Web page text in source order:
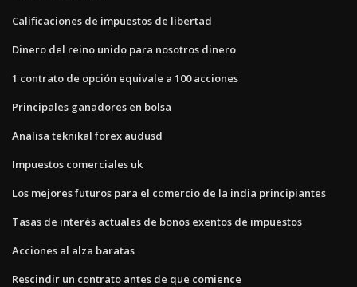
Calificaciones de impuestos de libertad
Dinero del reino unido para nosotros dinero
1 contrato de opción equivale a 100 acciones
Principales ganadores en bolsa
Analisa teknikal forex audusd
Impuestos comerciales uk
Los mejores futuros para el comercio de la india principiantes
Tasas de interés actuales de bonos exentos de impuestos
Acciones al alza baratas
Rescindir un contrato antes de que comience